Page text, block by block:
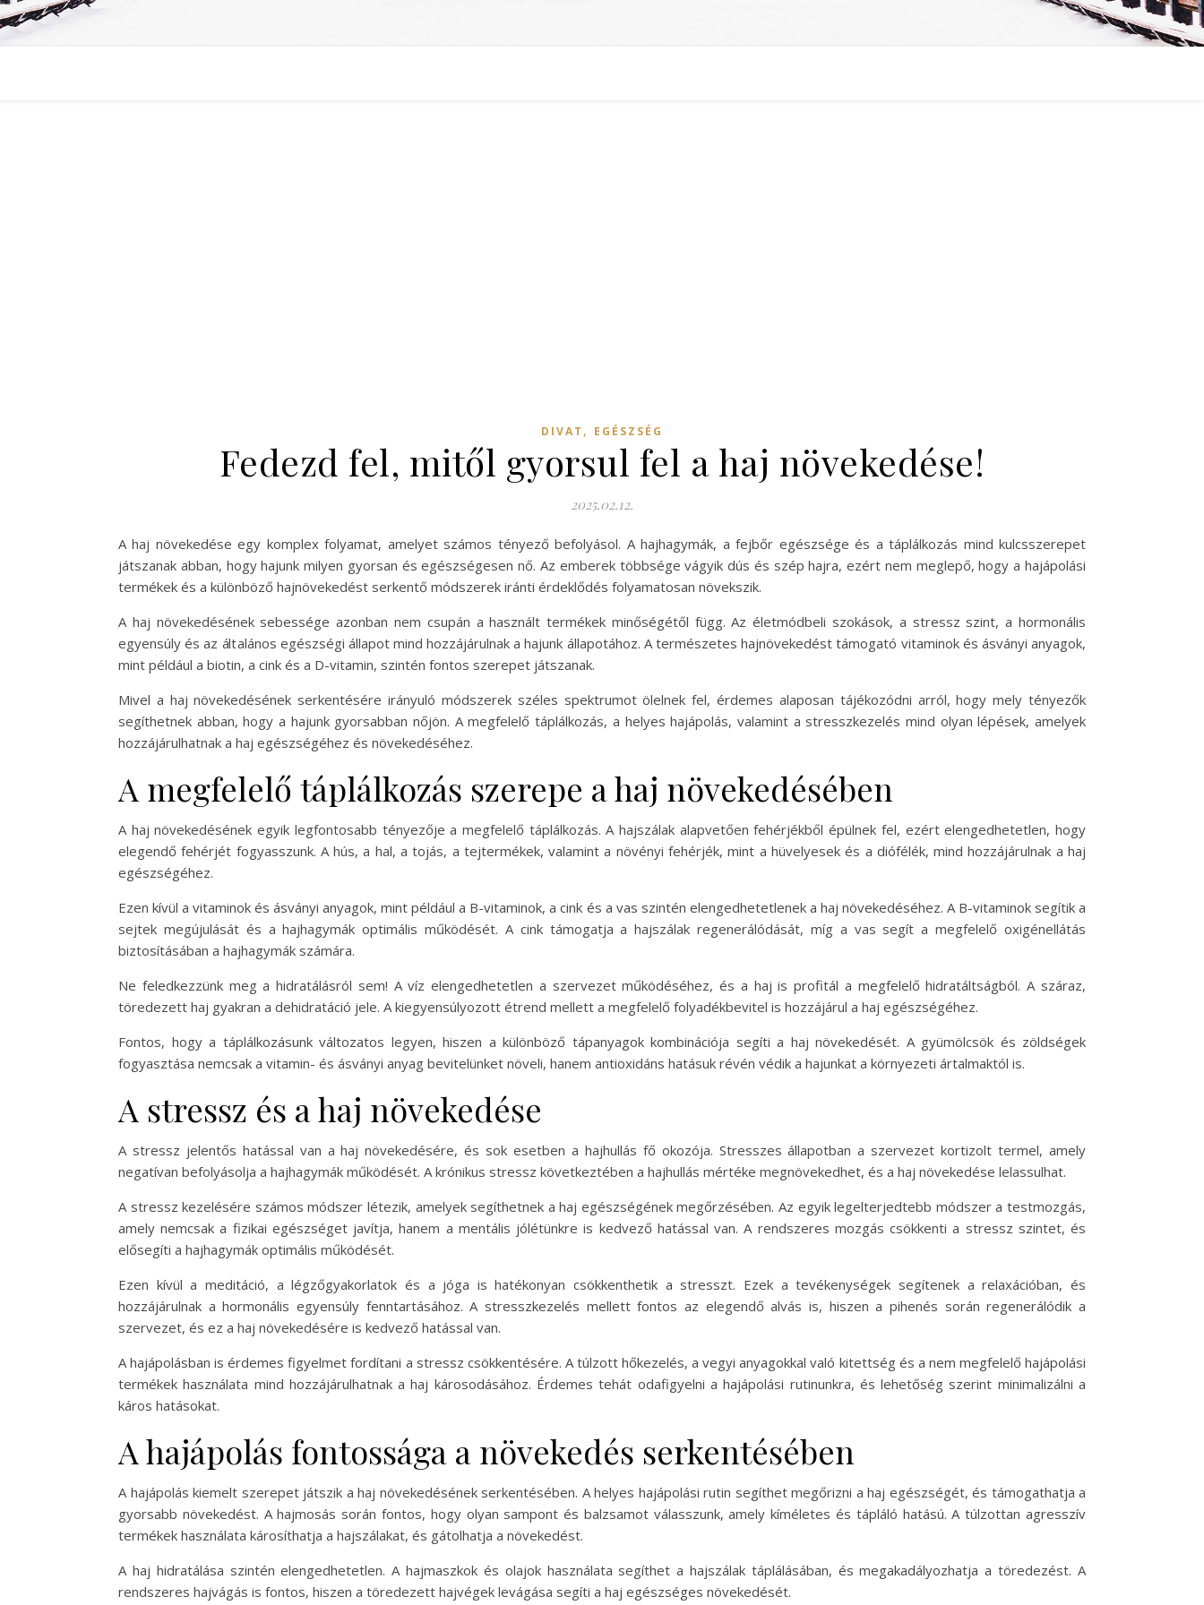
DIVAT , EGÉSZSÉG
Fedezd fel, mitől gyorsul fel a haj növekedése!
2025.02.12.
A haj növekedése egy komplex folyamat, amelyet számos tényező befolyásol. A hajhagymák, a fejbőr egészsége és a táplálkozás mind kulcsszerepet
játszanak abban, hogy hajunk milyen gyorsan és egészségesen nő. Az emberek többsége vágyik dús és szép hajra, ezért nem meglepő, hogy a hajápolási
termékek és a különböző hajnövekedést serkentő módszerek iránti érdeklődés folyamatosan növekszik.
A haj növekedésének sebessége azonban nem csupán a használt termékek minőségétől függ. Az életmódbeli szokások, a stressz szint, a hormonális
egyensúly és az általános egészségi állapot mind hozzájárulnak a hajunk állapotához. A természetes hajnövekedést támogató vitaminok és ásványi anyagok,
mint például a biotin, a cink és a D-vitamin, szintén fontos szerepet játszanak.
Mivel a haj növekedésének serkentésére irányuló módszerek széles spektrumot ölelnek fel, érdemes alaposan tájékozódni arról, hogy mely tényezők
segíthetnek abban, hogy a hajunk gyorsabban nőjön. A megfelelő táplálkozás, a helyes hajápolás, valamint a stresszkezelés mind olyan lépések, amelyek
hozzájárulhatnak a haj egészségéhez és növekedéséhez.
A megfelelő táplálkozás szerepe a haj növekedésében
A haj növekedésének egyik legfontosabb tényezője a megfelelő táplálkozás. A hajszálak alapvetően fehérjékből épülnek fel, ezért elengedhetetlen, hogy
elegendő fehérjét fogyasszunk. A hús, a hal, a tojás, a tejtermékek, valamint a növényi fehérjék, mint a hüvelyesek és a diófélék, mind hozzájárulnak a haj
egészségéhez.
Ezen kívül a vitaminok és ásványi anyagok, mint például a B-vitaminok, a cink és a vas szintén elengedhetetlenek a haj növekedéséhez. A B-vitaminok segítik a
sejtek megújulását és a hajhagymák optimális működését. A cink támogatja a hajszálak regenerálódását, míg a vas segít a megfelelő oxigénellátás
biztosításában a hajhagymák számára.
Ne feledkezzünk meg a hidratálásról sem! A víz elengedhetetlen a szervezet működéséhez, és a haj is profitál a megfelelő hidratáltságból. A száraz,
töredezett haj gyakran a dehidratáció jele. A kiegyensúlyozott étrend mellett a megfelelő folyadékbevitel is hozzájárul a haj egészségéhez.
Fontos, hogy a táplálkozásunk változatos legyen, hiszen a különböző tápanyagok kombinációja segíti a haj növekedését. A gyümölcsök és zöldségek
fogyasztása nemcsak a vitamin- és ásványi anyag bevitelünket növeli, hanem antioxidáns hatásuk révén védik a hajunkat a környezeti ártalmaktól is.
A stressz és a haj növekedése
A stressz jelentős hatással van a haj növekedésére, és sok esetben a hajhullás fő okozója. Stresszes állapotban a szervezet kortizolt termel, amely
negatívan befolyásolja a hajhagymák működését. A krónikus stressz következtében a hajhullás mértéke megnövekedhet, és a haj növekedése lelassulhat.
A stressz kezelésére számos módszer létezik, amelyek segíthetnek a haj egészségének megőrzésében. Az egyik legelterjedtebb módszer a testmozgás,
amely nemcsak a fizikai egészséget javítja, hanem a mentális jólétünkre is kedvező hatással van. A rendszeres mozgás csökkenti a stressz szintet, és
elősegíti a hajhagymák optimális működését.
Ezen kívül a meditáció, a légzőgyakorlatok és a jóga is hatékonyan csökkenthetik a stresszt. Ezek a tevékenységek segítenek a relaxációban, és
hozzájárulnak a hormonális egyensúly fenntartásához. A stresszkezelés mellett fontos az elegendő alvás is, hiszen a pihenés során regenerálódik a
szervezet, és ez a haj növekedésére is kedvező hatással van.
A hajápolásban is érdemes figyelmet fordítani a stressz csökkentésére. A túlzott hőkezelés, a vegyi anyagokkal való kitettség és a nem megfelelő hajápolási
termékek használata mind hozzájárulhatnak a haj károsodásához. Érdemes tehát odafigyelni a hajápolási rutinunkra, és lehetőség szerint minimalizálni a
káros hatásokat.
A hajápolás fontossága a növekedés serkentésében
A hajápolás kiemelt szerepet játszik a haj növekedésének serkentésében. A helyes hajápolási rutin segíthet megőrizni a haj egészségét, és támogathatja a
gyorsabb növekedést. A hajmosás során fontos, hogy olyan sampont és balzsamot válasszunk, amely kíméletes és tápláló hatású. A túlzottan agresszív
termékek használata károsíthatja a hajszálakat, és gátolhatja a növekedést.
A haj hidratálása szintén elengedhetetlen. A hajmaszkok és olajok használata segíthet a hajszálak táplálásában, és megakadályozhatja a töredezést. A
rendszeres hajvágás is fontos, hiszen a töredezett hajvégek levágása segíti a haj egészséges növekedését.